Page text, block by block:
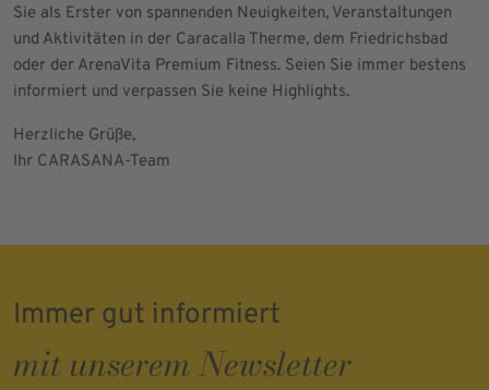
Sie als Erster von spannenden Neuigkeiten, Veranstaltungen
und Aktivitäten in der Caracalla Therme, dem Friedrichsbad
oder der ArenaVita Premium Fitness. Seien Sie immer bestens
informiert und verpassen Sie keine Highlights.
Herzliche Grüße,
Ihr CARASANA-Team
Immer gut informiert
mit unserem Newsletter